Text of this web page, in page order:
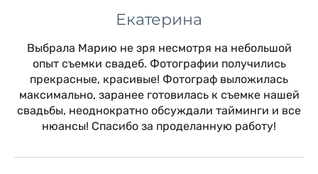
Екатерина
Выбрала Марию не зря несмотря на небольшой
опыт съемки свадеб. Фотографии получились
прекрасные, красивые! Фотограф выложилась
максимально, заранее готовилась к съемке нашей
свадьбы, неоднократно обсуждали тайминги и все
нюансы! Спасибо за проделанную работу!